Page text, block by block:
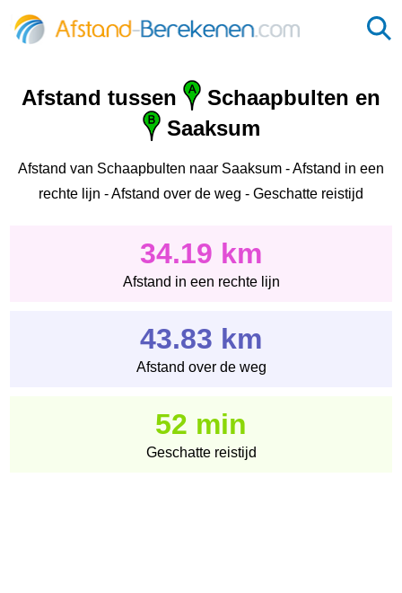
Afstand tussen
Schaapbulten en
Saaksum
Afstand van Schaapbulten naar Saaksum - Afstand in een
rechte lijn - Afstand over de weg - Geschatte reistijd
34.19 km
Afstand in een rechte lijn
43.83 km
Afstand over de weg
52 min
Geschatte reistijd